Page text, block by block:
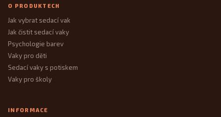
O PRODUKTECH
Jak vybrat sedací vak
Jak čistit sedací vaky
Psychologie barev
Vaky pro děti
Sedací vaky s potiskem
Vaky pro školy
INFORMACE